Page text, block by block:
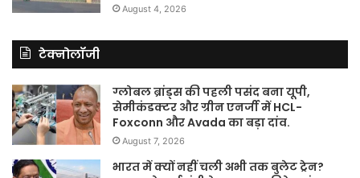
August 4, 2026
टेक्नोलॉजी
ग्लोबल ब्रांड्स की पहली पसंद बना यूपी,
सेमीकंडक्टर और ग्रीन एनर्जी में HCL-
Foxconn और Avada का बड़ा दांव.
August 7, 2026
भारत में क्यों नहीं चली अभी तक बुलेट ट्रेन?